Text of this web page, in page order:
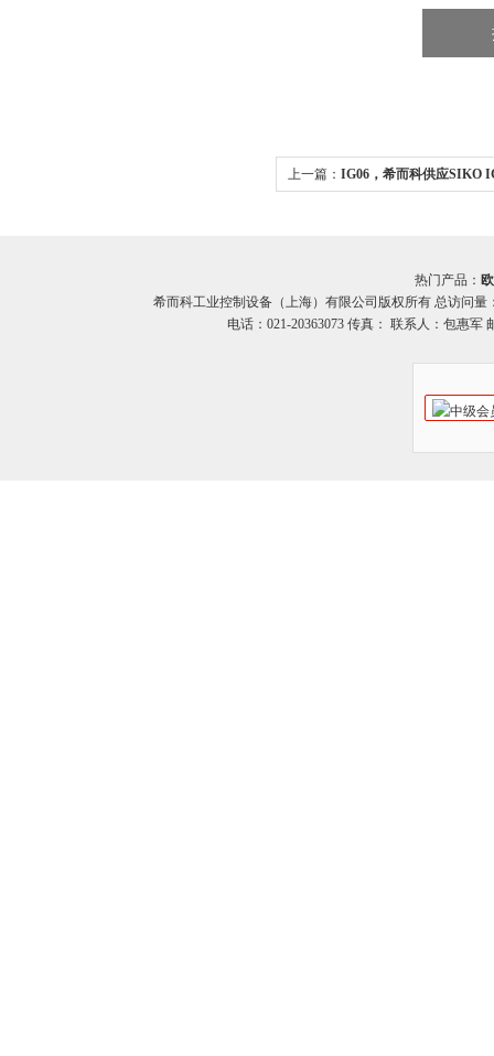
上一篇： IG06，希而科供应SIKO
热门产品：
希而科工业控制设备（上海）有限公司版权所有 总访问量
电话：021-20363073 传真： 联系人：包惠军